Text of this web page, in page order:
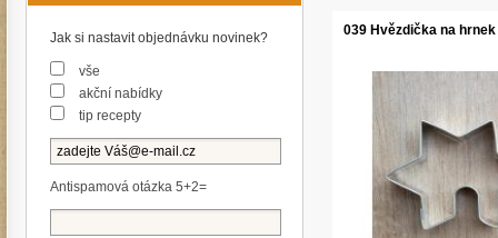
039 Hvězdička na hrnek
Jak si nastavit objednávku novinek?
vše
akční nabídky
tip recepty
Antispamová otázka 5+2=